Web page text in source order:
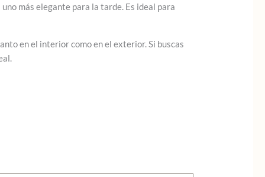
más elegante para la tarde. Es ideal para
en el interior como en el exterior. Si buscas